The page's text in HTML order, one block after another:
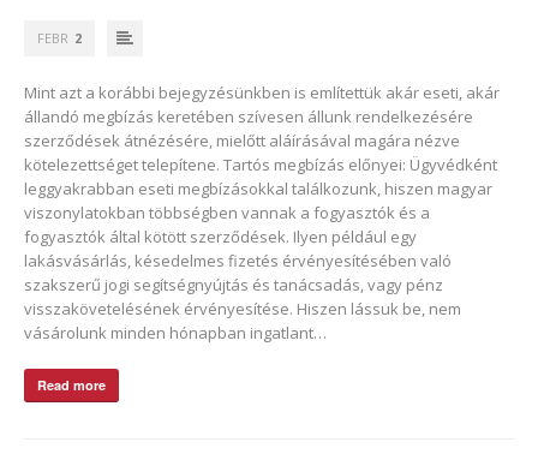
FEBR 2
Mint azt a korábbi bejegyzésünkben is említettük akár eseti, akár
állandó megbízás keretében szívesen állunk rendelkezésére
szerződések átnézésére, mielőtt aláírásával magára nézve
kötelezettséget telepítene. Tartós megbízás előnyei: Ügyvédként
leggyakrabban eseti megbízásokkal találkozunk, hiszen magyar
viszonylatokban többségben vannak a fogyasztók és a
fogyasztók által kötött szerződések. Ilyen például egy
lakásvásárlás, késedelmes fizetés érvényesítésében való
szakszerű jogi segítségnyújtás és tanácsadás, vagy pénz
visszakövetelésének érvényesítése. Hiszen lássuk be, nem
vásárolunk minden hónapban ingatlant…
Read more